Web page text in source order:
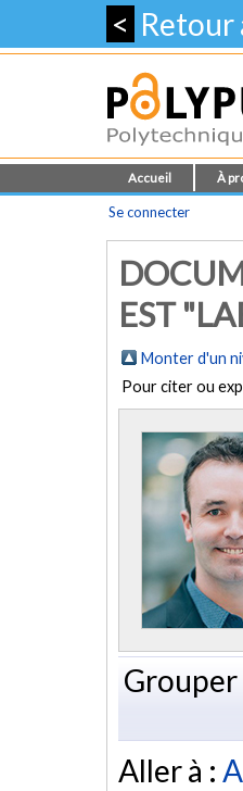
<
Accueil À
Se connecter
EST "
Monter d'un
Pour citer ou
Grouper
Aller à : A